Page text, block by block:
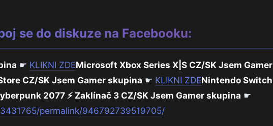
se do diskuze na Facebooku:
☛ KLIKNI ZDEMicrosoft Xbox Series X|S CZ/SK Jsem Gamer
CZ/SK Jsem Gamer skupina ☛ KLIKNI ZDENintendo Switch
2077 ⚡ Zaklínač 3 CZ/SK Jsem Gamer skupina ☛
permalink/946792739519705/